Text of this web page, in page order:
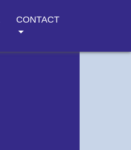
CONTACT